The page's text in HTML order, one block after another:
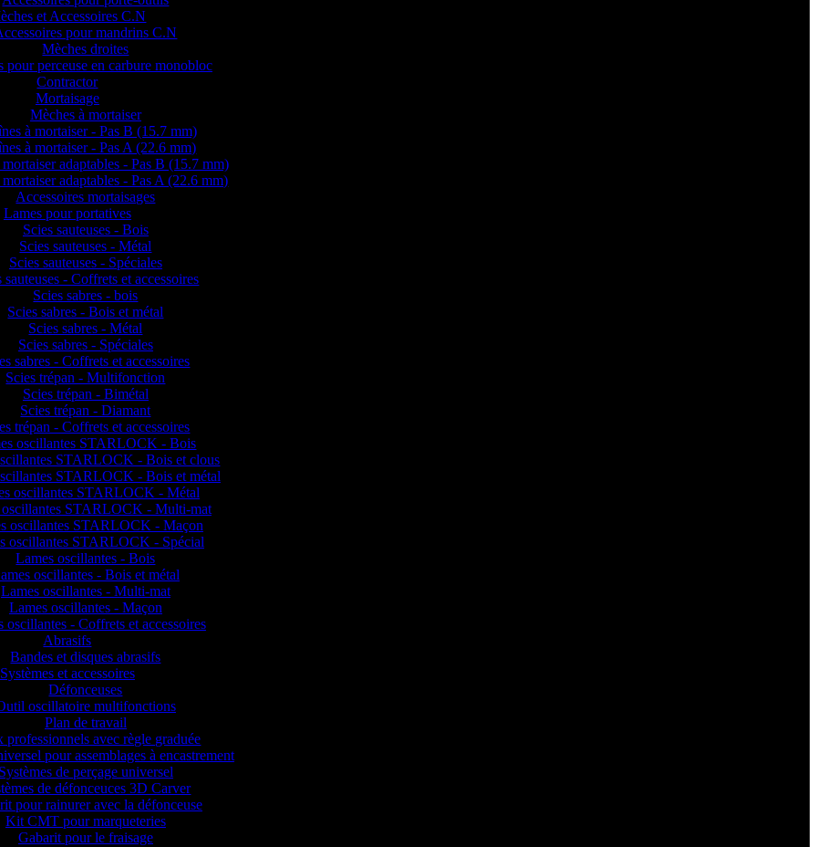
et Accessoires C.N
pour mandrins C.N
Mèches droites
pour perceuse en carbure monobloc
Contractor
Mortaisage
Mèches à mortaiser
à mortaiser - Pas B (15.7 mm)
à mortaiser - Pas A (22.6 mm)
adaptables - Pas B (15.7 mm)
adaptables - Pas A (22.6 mm)
Accessoires mortaisages
Lames pour portatives
Scies sauteuses - Bois
Scies sauteuses - Métal
Scies sauteuses - Spéciales
sauteuses - Coffrets et accessoires
Scies sabres - bois
Scies sabres - Bois et métal
Scies sabres - Métal
Scies sabres - Spéciales
sabres - Coffrets et accessoires
Scies trépan - Multifonction
Scies trépan - Bimétal
Scies trépan - Diamant
trépan - Coffrets et accessoires
oscillantes STARLOCK - Bois
STARLOCK - Bois et clous
STARLOCK - Bois et métal
oscillantes STARLOCK - Métal
oscillantes STARLOCK - Multi-mat
oscillantes STARLOCK - Maçon
oscillantes STARLOCK - Spécial
Lames oscillantes - Bois
oscillantes - Bois et métal
Lames oscillantes - Multi-mat
Lames oscillantes - Maçon
oscillantes - Coffrets et accessoires
Abrasifs
Bandes et disques abrasifs
Systèmes et accessoires
Défonceuses
oscillatoire multifonctions
Plan de travail
professionnels avec règle graduée
pour assemblages à encastrement
Systèmes de perçage universel
de défonceuces 3D Carver
pour rainurer avec la défonceuse
Kit CMT pour marqueteries
Gabarit pour le fraisage